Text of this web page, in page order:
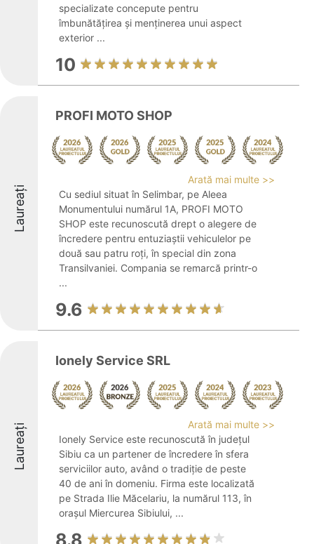
specializate concepute pentru
îmbunătățirea și menținerea unui aspect
exterior ...
10
Laureați
PROFI MOTO SHOP
Arată mai multe >>
Cu sediul situat în Selimbar, pe Aleea
Monumentului numărul 1A, PROFI MOTO
SHOP este recunoscută drept o alegere de
încredere pentru entuziaștii vehiculelor pe
două sau patru roți, în special din zona
Transilvaniei. Compania se remarcă printr-o
...
9.6
Laureați
Ionely Service SRL
Arată mai multe >>
Ionely Service este recunoscută în județul
Sibiu ca un partener de încredere în sfera
serviciilor auto, având o tradiție de peste
40 de ani în domeniu. Firma este localizată
pe Strada Ilie Măcelariu, la numărul 113, în
orașul Miercurea Sibiului, ...
8.8